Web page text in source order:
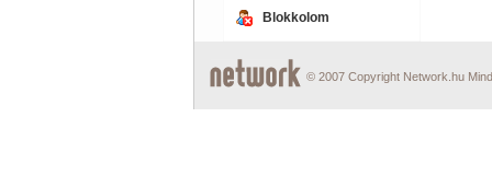
Blokkolom
© 2007 Copyright Network.hu